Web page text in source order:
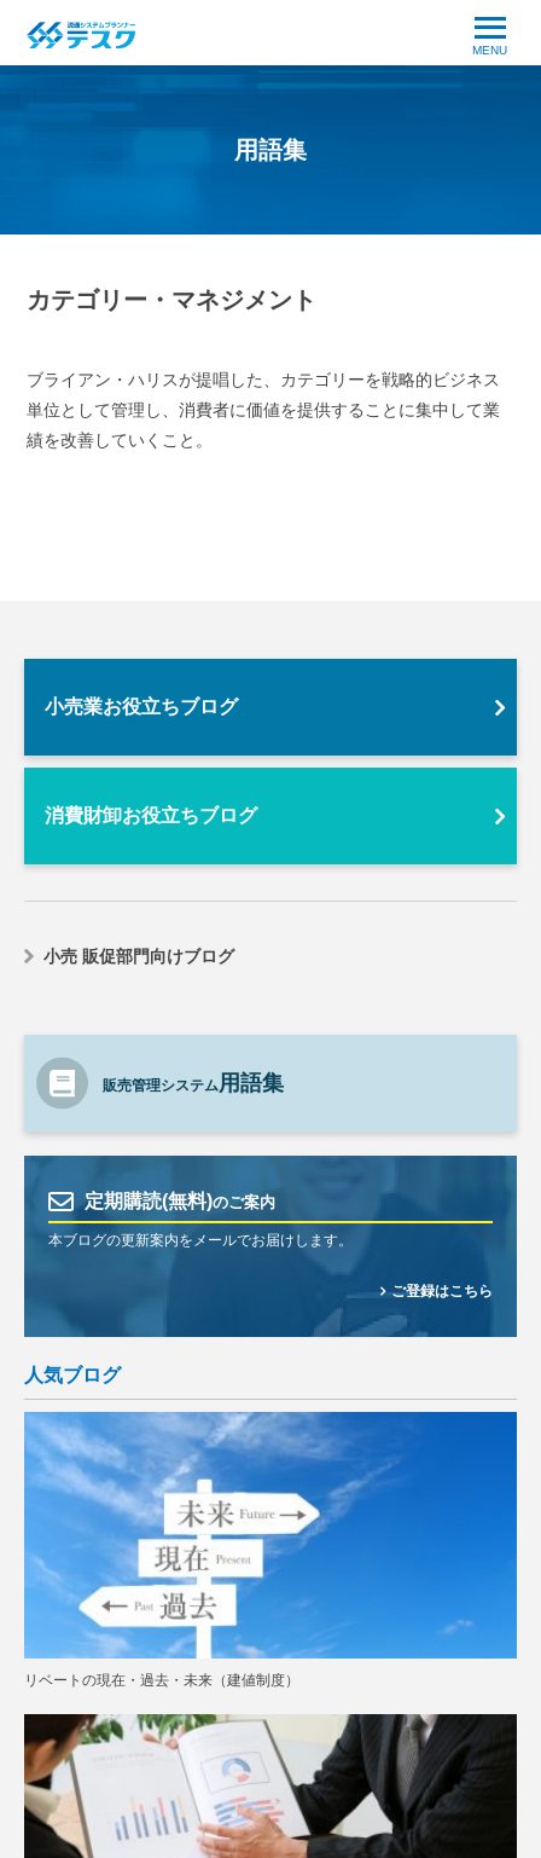
MENU
用語集
カテゴリー・マネジメント
ブライアン・ハリスが提唱した、カテゴリーを戦略的ビジネス
単位として管理し、消費者に価値を提供することに集中して業
績を改善していくこと。
小売業お役立ちブログ
消費財卸お役立ちブログ
小売 販促部門向けブログ
販売管理システム用語集
定期購読(無料)のご案内
本ブログの更新案内をメールでお届けします。
ご登録はこちら
人気ブログ
リベートの現在・過去・未来（建値制度）